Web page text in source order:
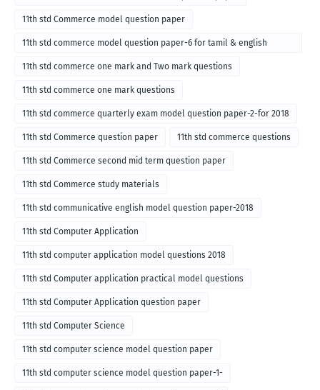
11th std Commerce model question paper
11th std commerce model question paper-6 for tamil & english
medium
11th std commerce one mark and Two mark questions
11th std commerce one mark questions
11th std commerce quarterly exam model question paper-2-for 2018
11th std Commerce question paper 11th std commerce questions
11th std Commerce second mid term question paper
11th std Commerce study materials
11th std communicative english model question paper-2018
11th std Computer Application
11th std computer application model questions 2018
11th std Computer application practical model questions
11th std Computer Application question paper
11th std Computer Science
11th std computer science model question paper
11th std computer science model question paper-1-